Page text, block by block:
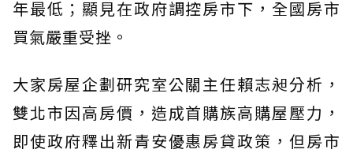
年最低；顯見在政府調控房市下，全國房市
買氣嚴重受挫。
大家房屋企劃研究室公關主任賴志昶分析，
雙北市因高房價，造成首購族高購屋壓力，
即使政府釋出新青安優惠房貸政策，但房市